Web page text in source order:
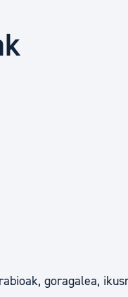
Garapen ekonomikoa eta
goragalea,